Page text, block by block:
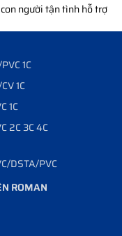
người tận tình hỗ trợ
1C
1C
1C
2C 3C 4C
DSTA/PVC
ROMAN